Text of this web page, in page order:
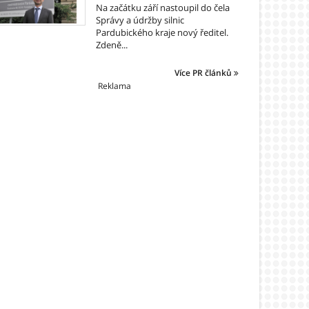
Na začátku září nastoupil do čela
Správy a údržby silnic
Pardubického kraje nový ředitel.
Zdeně...
Více PR článků
Reklama